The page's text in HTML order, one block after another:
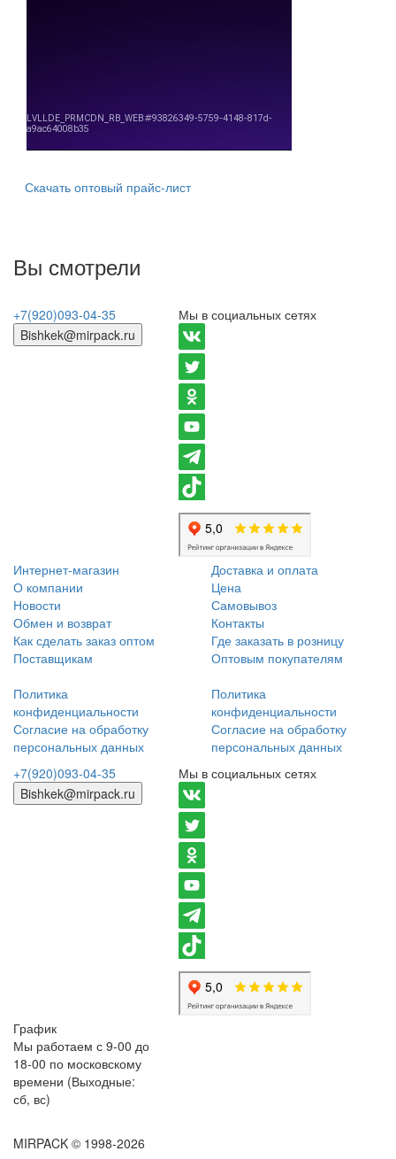
Скачать оптовый прайс-лист
Вы смотрели
+7(920)093-04-35
Bishkek@mirpack.ru
Мы в социальных сетях
Интернет-магазин
О компании
Новости
Обмен и возврат
Как сделать заказ оптом
Поставщикам
Политика
конфиденциальности
Согласие на обработку
персональных данных
Доставка и оплата
Цена
Самовывоз
Контакты
Где заказать в розницу
Оптовым покупателям
Политика
конфиденциальности
Согласие на обработку
персональных данных
+7(920)093-04-35
Bishkek@mirpack.ru
Мы в социальных сетях
График
Мы работаем с 9-00 до
18-00 по московскому
времени (Выходные:
сб, вс)
MIRPACK © 1998-2026